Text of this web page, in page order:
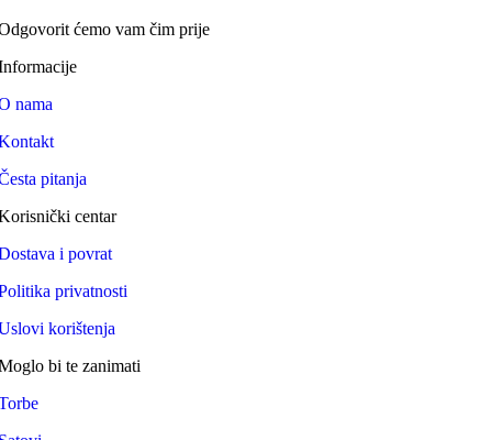
ćemo vam čim prije
nama
pitanja
centar
i povrat
privatnosti
korištenja
bi te zanimati